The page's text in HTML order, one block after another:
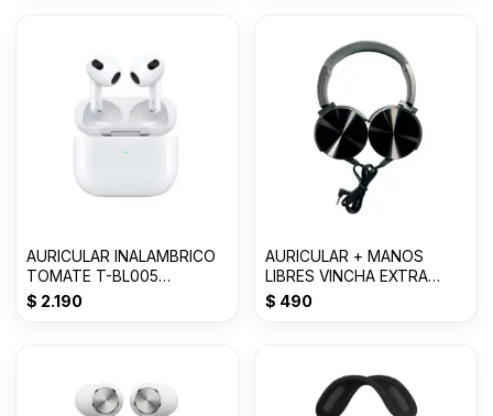
AURICULAR INALAMBRICO
TOMATE T-BL005
AIRPODS 3ra Generacion
$ 2.190
AURICULAR + MANOS
LIBRES VINCHA EXTRA
BASS 3.0mm MDR-
$ 490